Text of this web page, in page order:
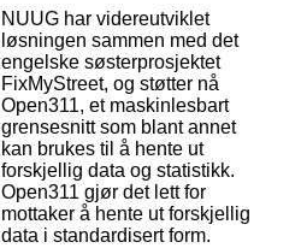
NUUG har videreutviklet
løsningen sammen med det
engelske søsterprosjektet
FixMyStreet, og støtter nå
Open311, et maskinlesbart
grensesnitt som blant annet
kan brukes til å hente ut
forskjellig data og statistikk.
Open311 gjør det lett for
mottaker å hente ut forskjellig
data i standardisert form.